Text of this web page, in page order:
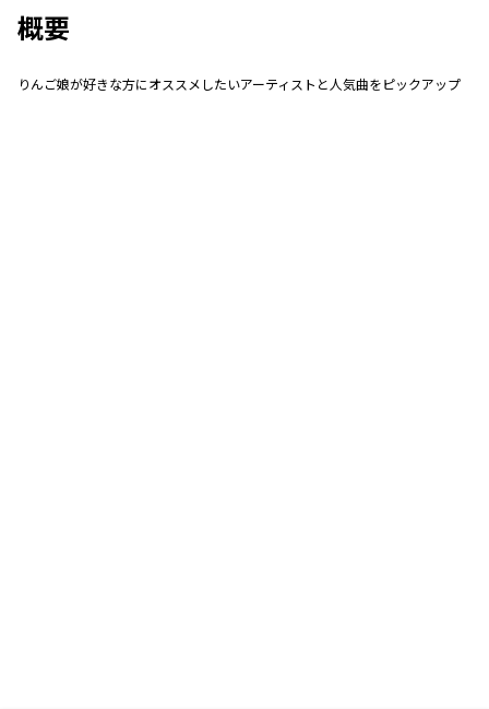
概要
りんご娘が好きな方にオススメしたいアーティストと人気曲をピックアップ